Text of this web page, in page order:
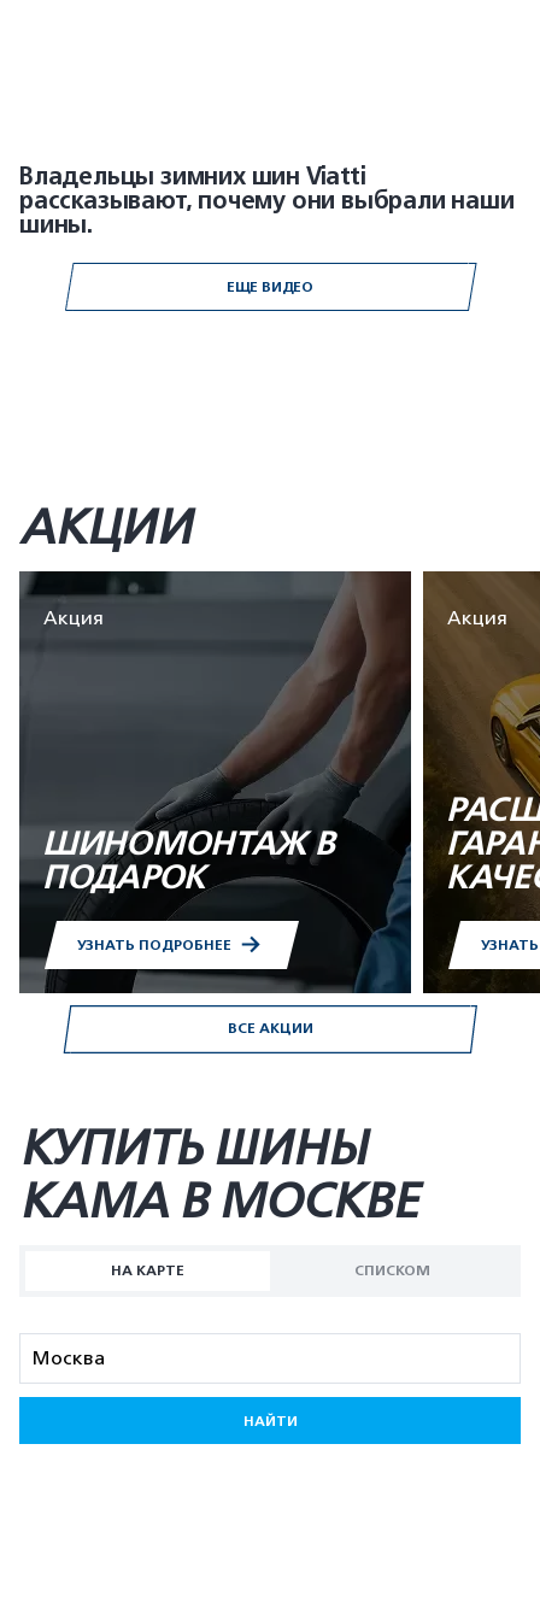
Владельцы зимних шин Viatti
рассказывают, почему они выбрали наши
шины.
ЕЩЕ ВИДЕО
ВСЕ АКЦИИ
АКЦИИ
Акция
ШИНОМОНТАЖ В
ПОДАРОК
УЗНАТЬ ПОДРОБНЕЕ
Акция
КУПИТЬ ШИНЫ
KAMA В МОСКВЕ
НА КАРТЕ СПИСКОМ
НАЙТИ